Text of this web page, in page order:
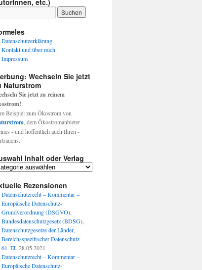
etc.)
Datenschutzerklärung
Kontakt und über mich
Impressum
Wechseln Sie jetzt
Naturstrom
Sie jetzt zu reinem
Beispiel zum Ökostrom von
, dem Ökostromanbieter
- und hoffentlich auch Ihren -
Inhalt oder Verlag
Rezensionen
Datenschutzrecht – Kommentar –
Europäische Datenschutz-
Grundverordnung (DSGVO),
Bundesdatenschutzgesetz (BDSG),
Datenschutzgesetze der Länder,
Bereichsspezifischer Datenschutz –
61. EL 28.05.2021
Datenschutzrecht – Kommentar –
Europäische Datenschutz-